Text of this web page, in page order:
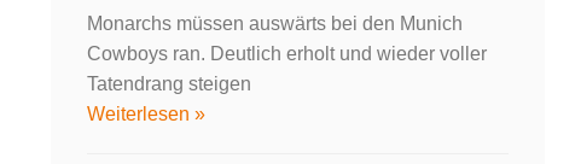
Monarchs müssen auswärts bei den Munich
Cowboys ran. Deutlich erholt und wieder voller
Tatendrang steigen
Weiterlesen »